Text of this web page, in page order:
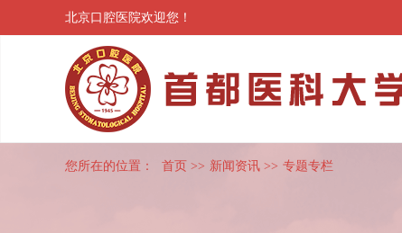
北京口腔医院欢迎您！
您所在的位置： 首页 >> 新闻资讯 >> 专题专栏